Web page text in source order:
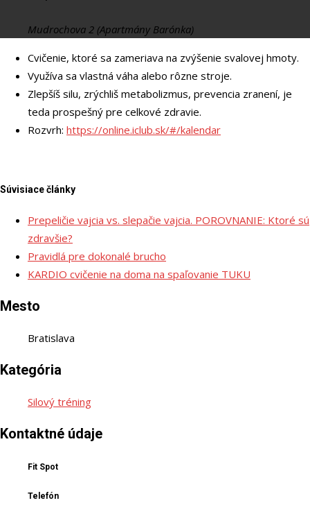
Mudrochova 2 (Apartmány Barónka)
Cvičenie, ktoré sa zameriava na zvýšenie svalovej hmoty.
Využíva sa vlastná váha alebo rôzne stroje.
Zlepšíš silu, zrýchliš metabolizmus, prevencia zranení, je
teda prospešný pre celkové zdravie.
Rozvrh: https://online.iclub.sk/#/kalendar
Súvisiace články
Prepeličie vajcia vs. slepačie vajcia. POROVNANIE: Ktoré sú
zdravšie?
Pravidlá pre dokonalé brucho
KARDIO cvičenie na doma na spaľovanie TUKU
Mesto
Bratislava
Kategória
Silový tréning
Kontaktné údaje
Fit Spot
Telefón